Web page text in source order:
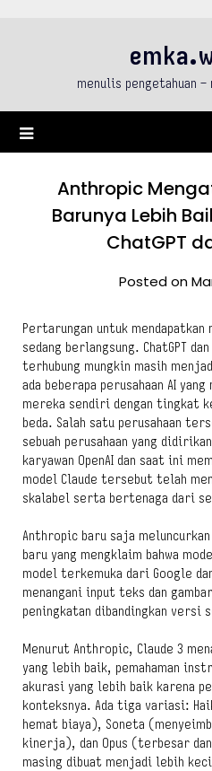
menulis pengetahuan –
Anthropic
Barunya Lebih
ChatGPT
Posted on
Pertarungan untuk mendapatkan
sedang berlangsung. ChatGPT
terhubung mungkin masih
ada beberapa perusahaan AI
mereka sendiri dengan tingkat
beda. Salah satu perusahaan
sebuah perusahaan yang
karyawan OpenAI dan saat ini
model Claude tersebut telah
skalabel serta bertenaga dari
Anthropic baru saja meluncurkan
baru yang mengklaim bahwa
model terkemuka dari Google
menangani input teks dan
peningkatan dibandingkan versi
Menurut Anthropic, Claude 3
yang lebih baik, pemahaman
akurasi yang lebih baik karena
konteksnya. Ada tiga variasi:
hemat biaya), Soneta
kinerja), dan Opus (terbesar
masing dibuat menjadi lebih